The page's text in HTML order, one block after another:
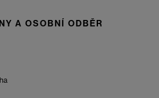
A OSOBNÍ ODBĚR